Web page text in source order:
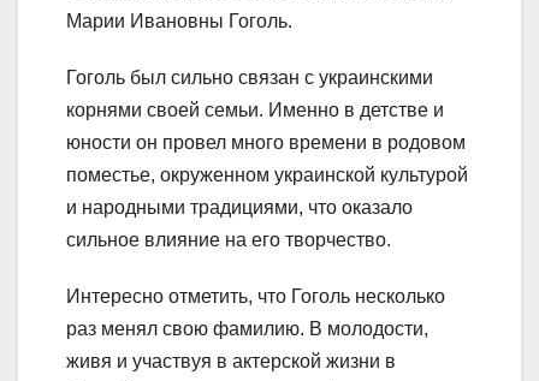
Марии Ивановны Гоголь.
Гоголь был сильно связан с украинскими
корнями своей семьи. Именно в детстве и
юности он провел много времени в родовом
поместье, окруженном украинской культурой
и народными традициями, что оказало
сильное влияние на его творчество.
Интересно отметить, что Гоголь несколько
раз менял свою фамилию. В молодости,
живя и участвуя в актерской жизни в